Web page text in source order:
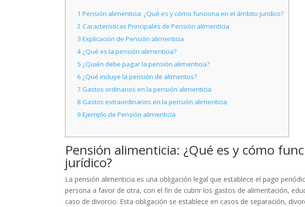
1 Pensión alimenticia: ¿Qué es y cómo funciona en el ámbito jurídico?
2 Características Principales de Pensión alimenticia
3 Explicación de Pensión alimenticia
4¿Qué es la pensión alimenticia?
5 ¿Quién debe pagar la pensión alimenticia?
6 ¿Qué incluye la pensión de alimentos?
7 Gastos ordinarios en la pensión alimenticia
8 Gastos extraordinarios en la pensión alimenticia
9 Ejemplo de Pensión alimenticia
Pensión alimenticia: ¿Qué es y cómo
jurídico?
La pensión alimenticia es una obligación legal que establece el pago
persona a favor de otra, con el fin de cubrir los gastos de alimentación,
caso de divorcio. Esta obligación se establece en casos de separación,